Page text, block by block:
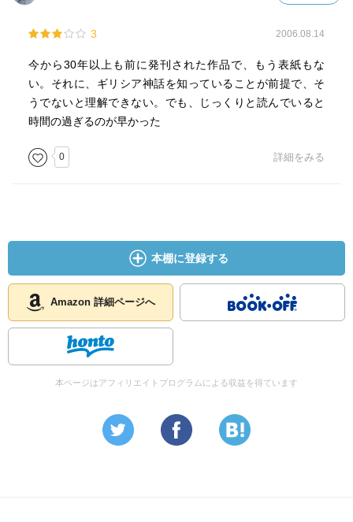
3 2006.08.14
今から30年以上も前に発刊された作品で、もう表紙もな
い。それに、ギリシア神話を知っていることが前提で、そ
うでないと理解できない。でも、じっくりと読んでいると
時間の過ぎるのが早かった
0 詳細をみる
本棚に登録する
Amazon 詳細ページへ
本ページはアフィリエイトプログラムによる収益を得ています